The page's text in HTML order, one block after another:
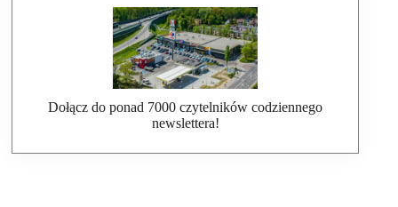
Dołącz do ponad 7000 czytelników codziennego
newslettera!